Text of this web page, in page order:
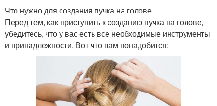
Что нужно для создания пучка на голове
Перед тем, как приступить к созданию пучка на голове,
убедитесь, что у вас есть все необходимые инструменты
и принадлежности. Вот что вам понадобится: